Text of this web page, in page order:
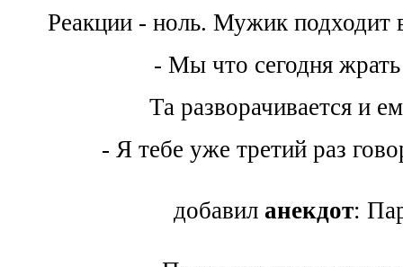
Реакции - ноль. Мужик подходит
- Мы что сегодня
Та разворачивается и
- Я тебе уже третий раз
добавил анекдот: